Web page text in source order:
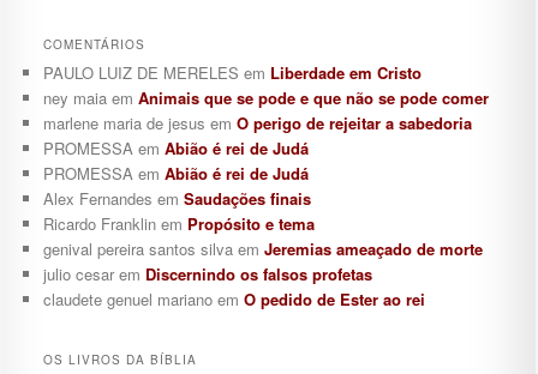
COMENTÁRIOS
PAULO LUIZ DE MERELES em Liberdade em Cristo
ney maiaem Animais que se pode e que não se pode comer
marlene maria de jesus em O perigo de rejeitar a sabedoria
PROMESSAem Abião é rei de Judá
PROMESSAem Abião é rei de Judá
Alex Fernandes em Saudações finais
Ricardo Franklinem Propósito e tema
genival pereira santos silvaem Jeremias ameaçado de morte
julio cesarem Discernindo os falsos profetas
claudete genuel marianoem O pedido de Ester ao rei
OS LIVROS DA BÍBLIA